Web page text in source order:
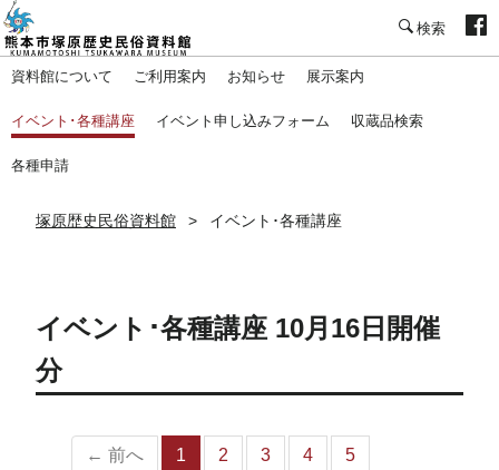
資料館について ご利用案内 お知らせ 展示案内
イベント･各種講座 イベント申し込みフォーム 収蔵品検索
各種申請
塚原歴史民俗資料館 イベント･各種講座
イベント･各種講座 10月16日開催
分
← 前へ 1
（こ
2 3 4 5